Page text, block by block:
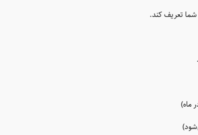
شما تعریف کند.
ماه)